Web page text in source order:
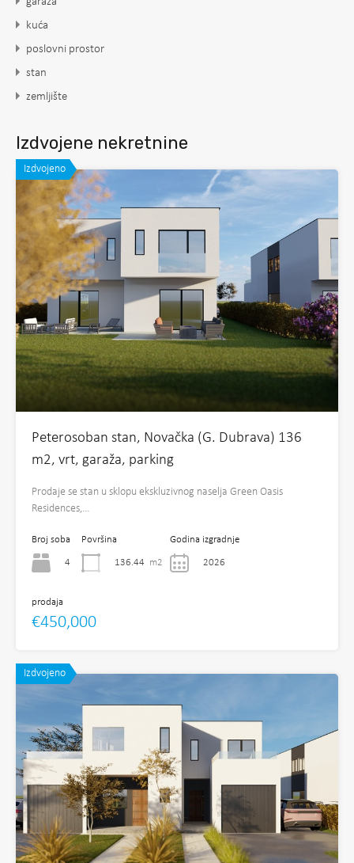
kuća
poslovni prostor
stan
zemljište
Izdvojene nekretnine
Izdvojeno
Peterosoban stan, Novačka (G. Dubrava) 136
m2, vrt, garaža, parking
Prodaje se stan u sklopu ekskluzivnog naselja Green Oasis
Residences,…
Broj soba
4
Površina
136.44 m2
Godina izgradnje
2026
prodaja
€450,000
Izdvojeno